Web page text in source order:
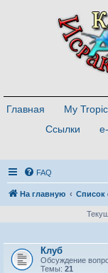
Главная My
Ссылки
FAQ
На главную
Клуб
Обсуждение
Темы: 21